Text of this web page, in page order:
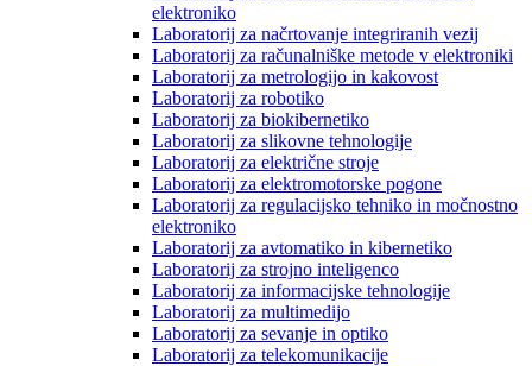
elektroniko
Laboratorij za načrtovanje integriranih vezij
Laboratorij za računalniške metode v elektroniki
Laboratorij za metrologijo in kakovost
Laboratorij za robotiko
Laboratorij za biokibernetiko
Laboratorij za slikovne tehnologije
Laboratorij za električne stroje
Laboratorij za elektromotorske pogone
Laboratorij za regulacijsko tehniko in močnostno
elektroniko
Laboratorij za avtomatiko in kibernetiko
Laboratorij za strojno inteligenco
Laboratorij za informacijske tehnologije
Laboratorij za multimedijo
Laboratorij za sevanje in optiko
Laboratorij za telekomunikacije